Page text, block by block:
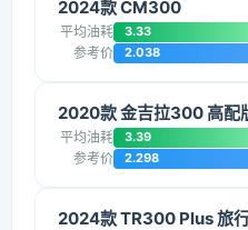
2024款 CM300
平均油耗 3.33
参考价 2.038
2020款 金吉拉300 高配
平均油耗 3.39
参考价 2.298
2024款 TR300 Plus 旅